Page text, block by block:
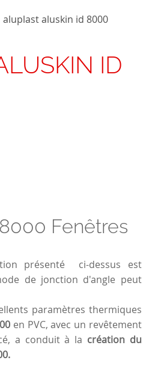
aluplast aluskin id 8000
ID
Fenêtres
présenté ci-dessus est
de jonction d'angle peut
paramètres thermiques
en PVC, avec un revêtement
a conduit à la création du